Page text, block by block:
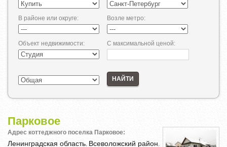
В районе или округе: Возле метро:
Объект недвижимости: С максимальной ценой:
НАЙТИ
Парковое
Адрес коттеджного поселка Парковое:
Ленинградская область Всеволожский район